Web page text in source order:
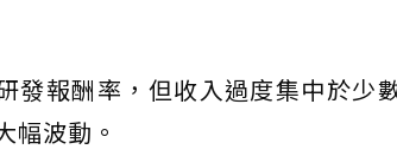
報酬率，但收入過度集中於少
幅波動。